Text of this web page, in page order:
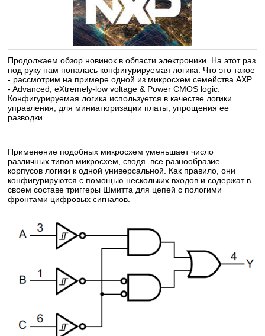
Продолжаем обзор новинок в области электроники. На этот раз
под руку нам попалась конфигурируемая логика. Что это такое
- рассмотрим на примере одной из микросхем семейства AXP
- Advanced, eXtremely-low voltage & Power CMOS logic.
Конфигурируемая логика используется в качестве логики
управления, для миниатюризации платы, упрощения ее
разводки.
Применение подобных микросхем уменьшает число
различных типов микросхем, сводя все разнообразие
корпусов логики к одной универсальной. Как правило, они
конфигурируются с помощью нескольких входов и содержат в
своем составе триггеры Шмитта для цепей с пологими
фронтами цифровых сигналов.